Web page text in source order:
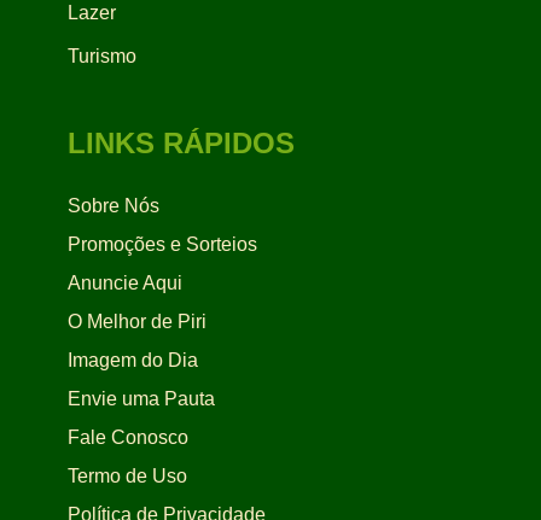
Lazer
Turismo
LINKS RÁPIDOS
Sobre Nós
Promoções e Sorteios
Anuncie Aqui
O Melhor de Piri
Imagem do Dia
Envie uma Pauta
Fale Conosco
Termo de Uso
Política de Privacidade